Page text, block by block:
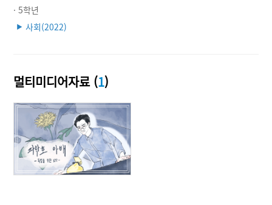
· 5학년
▶ 사회(2022)
멀티미디어자료 (1)